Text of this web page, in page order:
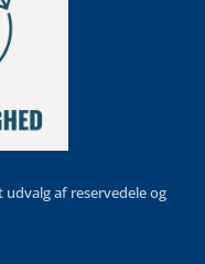
af reservedele og